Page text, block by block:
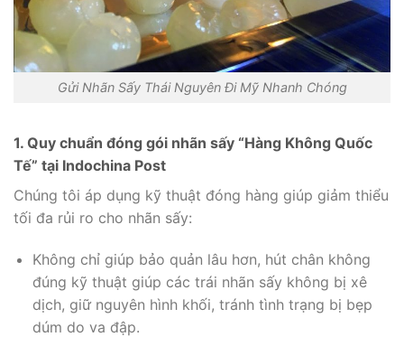
Gửi Nhãn Sấy Thái Nguyên Đi Mỹ Nhanh Chóng
1. Quy chuẩn đóng gói nhãn sấy “Hàng Không Quốc
Tế” tại Indochina Post
Chúng tôi áp dụng kỹ thuật đóng hàng giúp giảm thiểu
tối đa rủi ro cho nhãn sấy:
Không chỉ giúp bảo quản lâu hơn, hút chân không
đúng kỹ thuật giúp các trái nhãn sấy không bị xê
dịch, giữ nguyên hình khối, tránh tình trạng bị bẹp
dúm do va đập.